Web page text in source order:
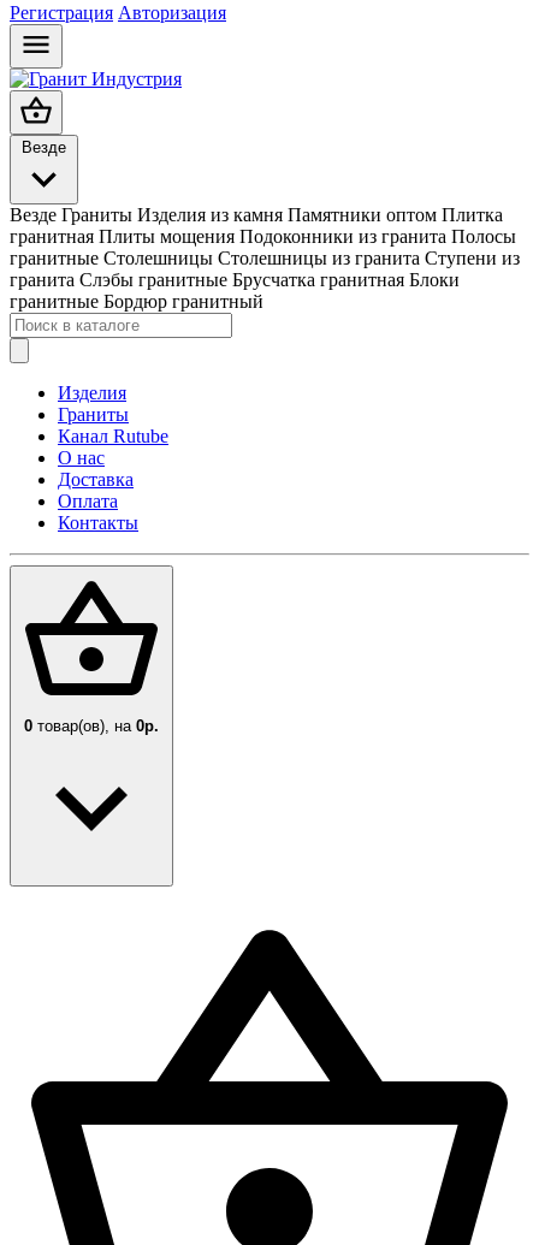
Регистрация Авторизация
Везде
Везде Граниты Изделия из камня Памятники оптом Плитка
гранитная Плиты мощения Подоконники из гранита Полосы
гранитные Столешницы Столешницы из гранита Ступени из
гранита Слэбы гранитные Брусчатка гранитная Блоки
гранитные Бордюр гранитный
Изделия
Граниты
Канал Rutube
О нас
Доставка
Оплата
Контакты
0 товар(ов), на 0р.